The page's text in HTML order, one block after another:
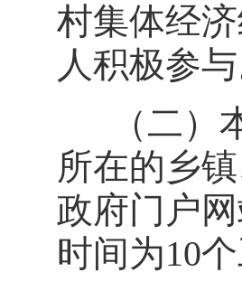
村集体经
人积极参与
（二）本
所在的乡
政府门户
时间为10